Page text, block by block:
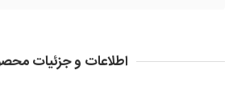
اطلاعات و جزئیات